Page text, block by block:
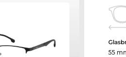
55